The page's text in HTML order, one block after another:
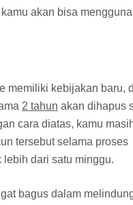
akan bisa
memiliki kebijakan baru,
2 tahun akan dihapus
cara diatas, kamu
tersebut selama proses
lebih dari satu minggu.
bagus dalam